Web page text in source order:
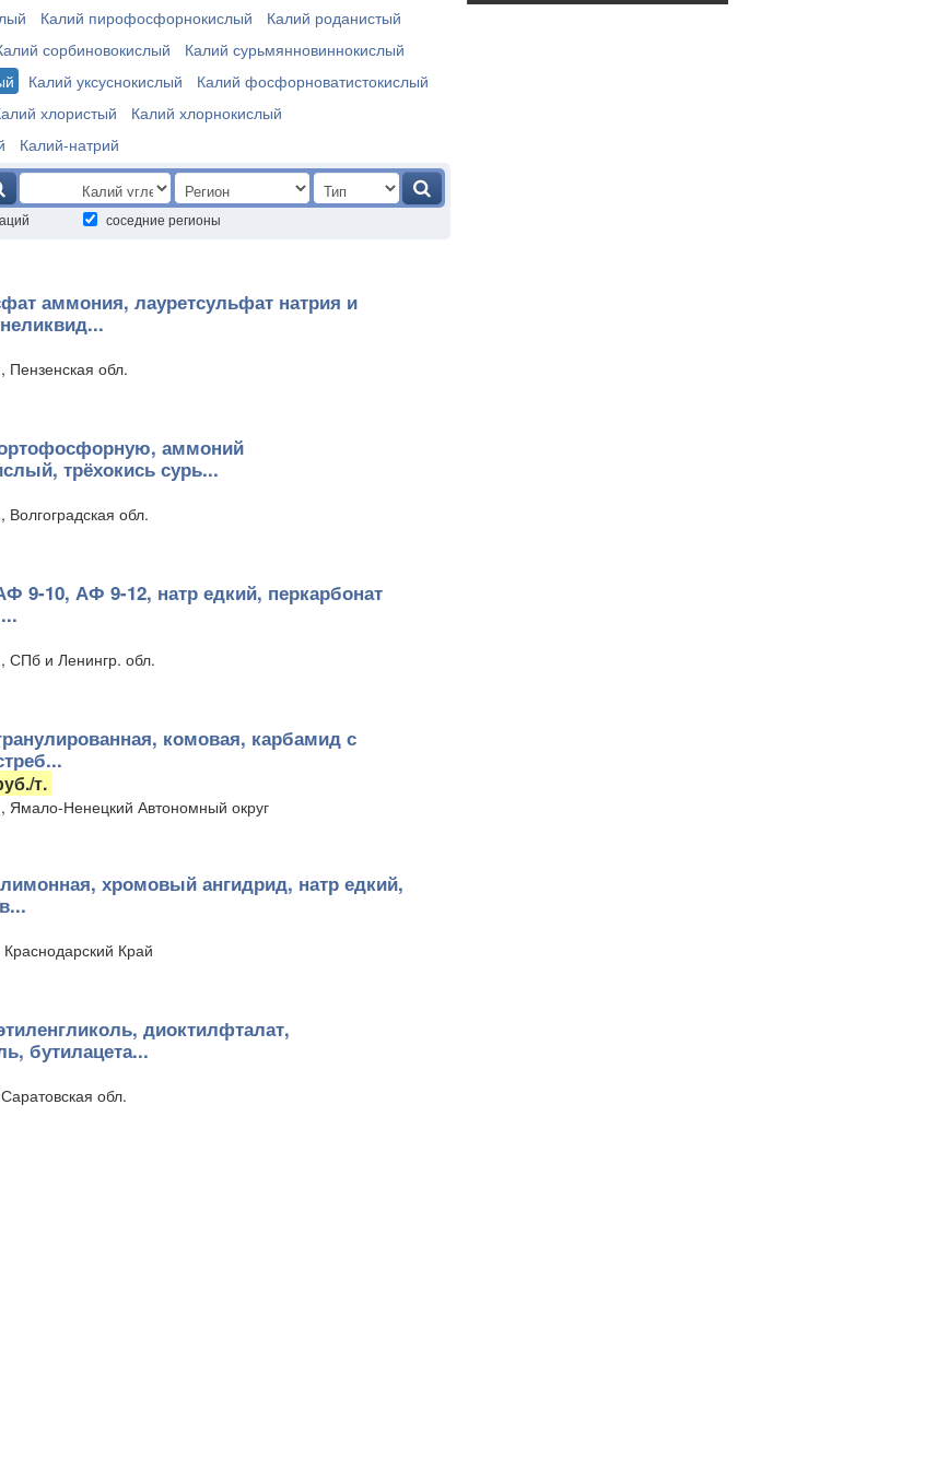
Калий пирофосфорнокислый
Калий роданистый
сорбиновокислый
Калий сурьмянновиннокислый
Калий уксуснокислый
Калий фосфорноватистокислый
хлористый
Калий хлорнокислый
Калий-натрий
соседние регионы
аммония, лауретсульфат натрия и
Пензенская обл.
аммоний
трёхокись сурь...
обл.
9-10, АФ 9-12, натр едкий, перкарбонат
СПб и Ленингр. обл.
комовая, карбамид с
т.
Ямало-Ненецкий Автономный округ
хромовый ангидрид, натр едкий,
Краснодарский Край
диоктилфталат,
бутилацета...
обл.